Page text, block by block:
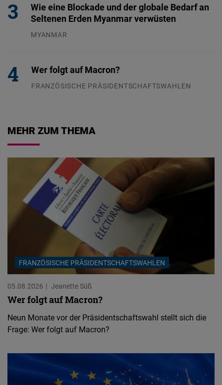
Wie eine Blockade und der globale Bedarf an
Seltenen Erden Myanmar verwüsten
MYANMAR
Wer folgt auf Macron?
FRANZÖSISCHE PRÄSIDENTSCHAFTSWAHLEN
MEHR ZUM THEMA
FRANZÖSISCHE PRÄSIDENTSCHAFTSWAHLEN
05.08.2026 Jeanette Süß
Wer folgt auf Macron?
Neun Monate vor der Präsidentschaftswahl stellt sich die
Frage: Wer folgt auf Macron?